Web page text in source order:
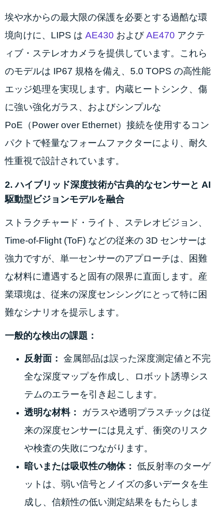
埃や水からの最大限の保護を必要とする過酷な環
境向けに、LIPS は AE430 およびAE470 アクテ
ィブ・ステレオカメラを提供しています。これら
のモデルは IP67 規格を備え、5.0 TOPS の高性能
エッジ処理を実現します。内蔵ヒートシンク、傷
に強い強化ガラス、およびシンプルな
PoE（Power over Ethernet）接続を使用するコン
パクトで軽量なフォームファクターにより、耐久
性重視で設計されています。
2. ハイブリッド深度技術が古典的なセンサーと AI
駆動型ビジョンモデルを融合
ストラクチャード・ライト、ステレオビジョン、
Time-of-Flight (ToF) などの従来の 3D センサーは
強力ですが、単一センサーのアプローチは、困難
な材料に遭遇すると固有の限界に直面します。産
業環境は、従来の深度センシングにとって特に困
難なシナリオを提示します。
一般的な検出の課題：
反射面： 金属部品は誤った深度測定値と不完
全な深度マップを作成し、ロボット誘導シス
テムのエラーを引き起こします。
透明な材料：
ガラスや透明プラスチックは従
来の深度センサーには見えず、衝突のリスク
や検査の失敗につながります。
暗いまたは吸収性の物体： 低反射率のターゲ
ットは、弱い信号とノイズの多いデータを生
成し、信頼性の低い測定結果をもたらしま